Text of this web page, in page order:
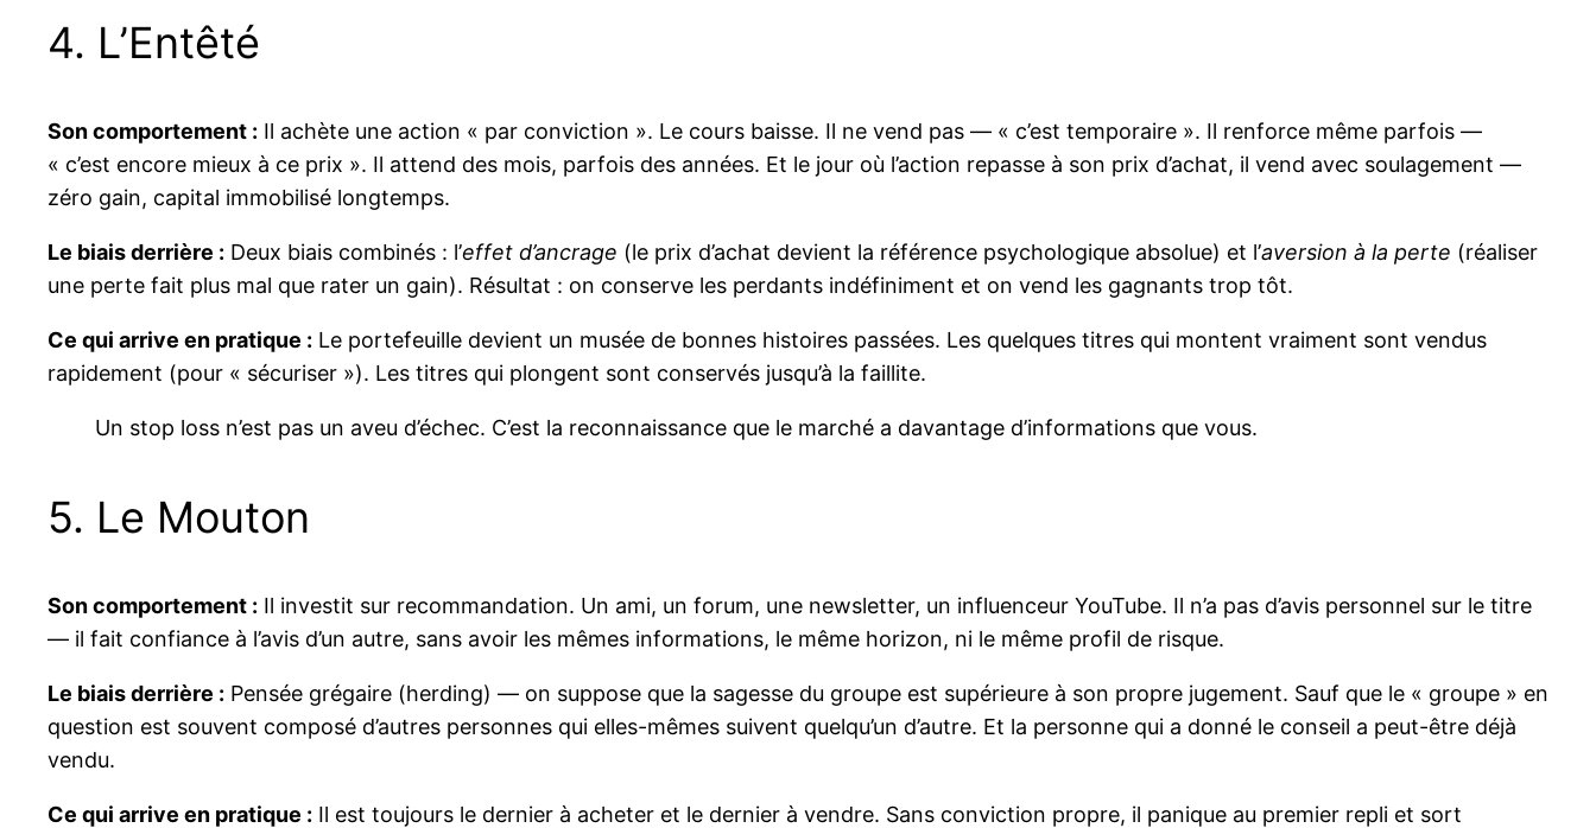
4. L’Entêté
Son comportement : Il achète une action « par conviction ». Le cours baisse. Il ne vend pas — « c’est temporaire ». Il renforce même parfois —
« c’est encore mieux à ce prix ». Il attend des mois, parfois des années. Et le jour où l’action repasse à son prix d’achat, il vend avec soulagement —
zéro gain, capital immobilisé longtemps.
Le biais derrière : Deux biais combinés : l’effet d’ancrage (le prix d’achat devient la référence psychologique absolue) et l’aversion à la perte (réaliser
une perte fait plus mal que rater un gain). Résultat : on conserve les perdants indéfiniment et on vend les gagnants trop tôt.
Ce qui arrive en pratique : Le portefeuille devient un musée de bonnes histoires passées. Les quelques titres qui montent vraiment sont vendus
rapidement (pour « sécuriser »). Les titres qui plongent sont conservés jusqu’à la faillite.
Un stop loss n’est pas un aveu d’échec. C’est la reconnaissance que le marché a davantage d’informations que vous.
5. Le Mouton
Son comportement : Il investit sur recommandation. Un ami, un forum, une newsletter, un influenceur YouTube. Il n’a pas d’avis personnel sur le titre
— il fait confiance à l’avis d’un autre, sans avoir les mêmes informations, le même horizon, ni le même profil de risque.
Le biais derrière : Pensée grégaire (herding) — on suppose que la sagesse du groupe est supérieure à son propre jugement. Sauf que le « groupe » en
question est souvent composé d’autres personnes qui elles-mêmes suivent quelqu’un d’autre. Et la personne qui a donné le conseil a peut-être déjà
vendu.
Ce qui arrive en pratique : Il est toujours le dernier à acheter et le dernier à vendre. Sans conviction propre, il panique au premier repli et sort